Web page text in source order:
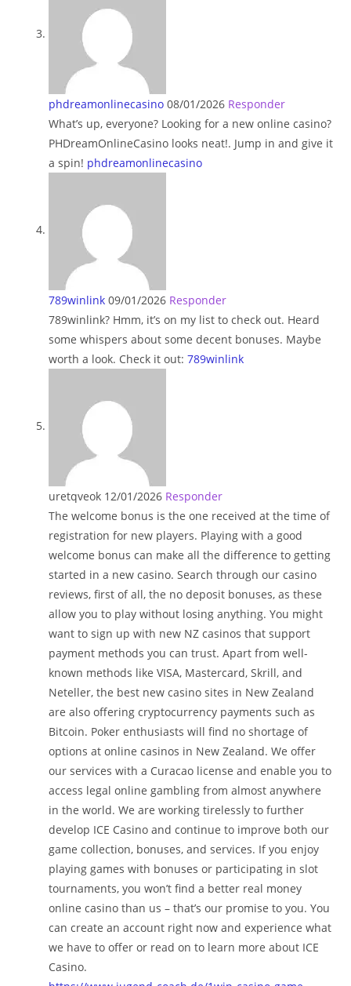
phdreamonlinecasino 08/01/2026 Responder
What’s up, everyone? Looking for a new online casino?
PHDreamOnlineCasino looks neat!. Jump in and give it
a spin! phdreamonlinecasino
789winlink 09/01/2026 Responder
789winlink? Hmm, it’s on my list to check out. Heard
some whispers about some decent bonuses. Maybe
worth a look. Check it out:789winlink
uretqveok 12/01/2026 Responder
The welcome bonus is the one received at the time of
registration for new players. Playing with a good
welcome bonus can make all the difference to getting
started in a new casino. Search through our casino
reviews, first of all, the no deposit bonuses, as these
allow you to play without losing anything. You might
want to sign up with new NZ casinos that support
payment methods you can trust. Apart from well-
known methods like VISA, Mastercard, Skrill, and
Neteller, the best new casino sites in New Zealand
are also offering cryptocurrency payments such as
Bitcoin. Poker enthusiasts will find no shortage of
options at online casinos in New Zealand. We offer
our services with a Curacao license and enable you to
access legal online gambling from almost anywhere
in the world. We are working tirelessly to further
develop ICE Casino and continue to improve both our
game collection, bonuses, and services. If you enjoy
playing games with bonuses or participating in slot
tournaments, you won’t find a better real money
online casino than us – that’s our promise to you. You
can create an account right now and experience what
we have to offer or read on to learn more about ICE
Casino.